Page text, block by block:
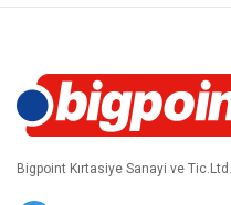
Bigpoint Kırtasiye Sanayi ve